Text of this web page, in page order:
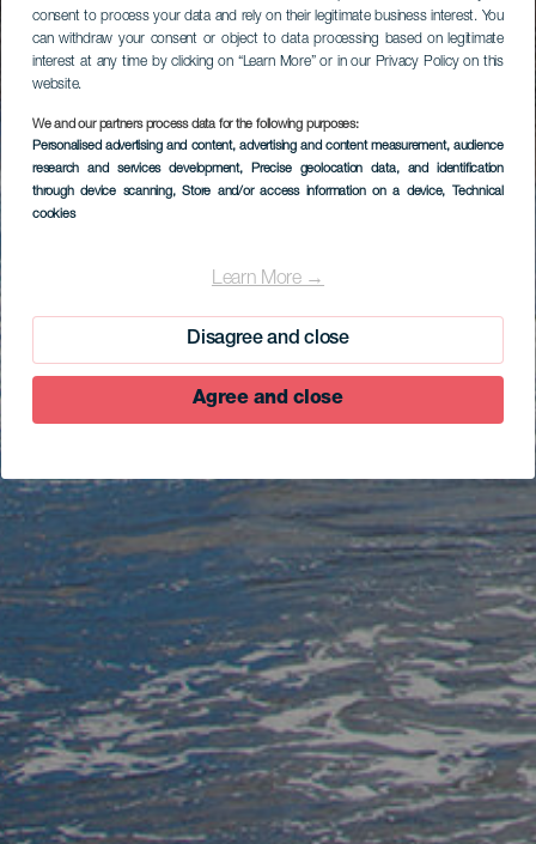
consent to process your data and rely on their legitimate business interest. You
can withdraw your consent or object to data processing based on legitimate
interest at any time by clicking on “Learn More” or in our Privacy Policy on this
website.
We and our partners process data for the following purposes:
Personalised advertising and content, advertising and content measurement, audience
research and services development, Precise geolocation data, and identification
through device scanning, Store and/or access information on a device, Technical
cookies
Learn More →
Disagree and close
Agree and close